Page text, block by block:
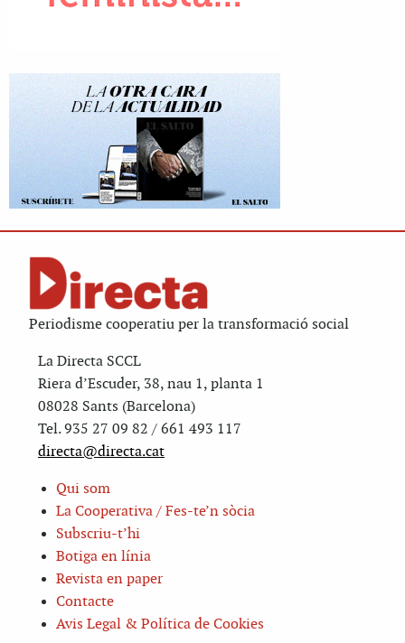
Periodisme cooperatiu per la transformació social
La Directa SCCL
Riera d’Escuder, 38, nau 1, planta 1
08028 Sants (Barcelona)
Tel. 935 27 09 82 / 661 493 117
directa@directa.cat
Qui som
La Cooperativa / Fes-te’n sòcia
Subscriu-t’hi
Botiga en línia
Revista en paper
Contacte
Avis Legal & Política de Cookies